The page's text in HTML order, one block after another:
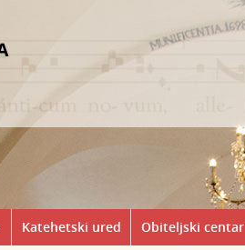
Katehetski ured Obiteljski centar